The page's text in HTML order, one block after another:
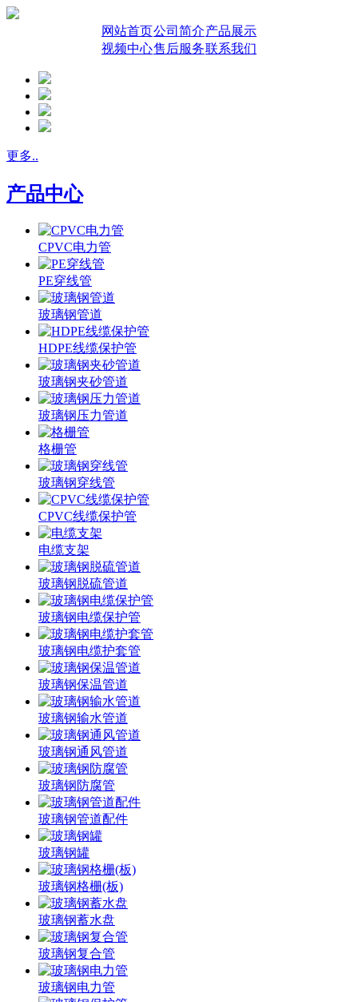
网站首页公司简介产品展示
视频中心售后服务联系我们
更多..
产品中心
CPVC电力管
PE穿线管
玻璃钢管道
HDPE线缆保护管
玻璃钢夹砂管道
玻璃钢压力管道
格栅管
玻璃钢穿线管
CPVC线缆保护管
电缆支架
玻璃钢脱硫管道
玻璃钢电缆保护管
玻璃钢电缆护套管
玻璃钢保温管道
玻璃钢输水管道
玻璃钢通风管道
玻璃钢防腐管
玻璃钢管道配件
玻璃钢罐
玻璃钢格栅(板)
玻璃钢蓄水盘
玻璃钢复合管
玻璃钢电力管